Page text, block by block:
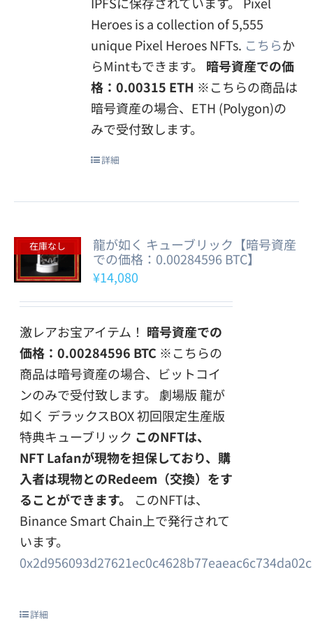
Heroes is a collection of 5,555
unique Pixel Heroes NFTs. こちらか
らMintもできます。 暗号資産での価
格：0.00315 ETH ※こちらの商品は
暗号資産の場合、ETH (Polygon)の
みで受付致します。
詳細
在庫なし
龍が如く キューブリック【暗号資産
での価格：0.00284596 BTC】
¥14,080
激レアお宝アイテム！ 暗号資産での
価格：0.00284596 BTC ※こちらの
商品は暗号資産の場合、ビットコイ
ンのみで受付致します。 劇場版 龍が
如く デラックスBOX 初回限定生産版
特典キューブリック このNFTは、
NFT Lafanが現物を担保しており、購
入者は現物とのRedeem（交換）をす
ることができます。
このNFTは、
Binance Smart Chain上で発行されて
います。
0x2d956093d27621ec0c4628b77eaeac6c734da02c
詳細